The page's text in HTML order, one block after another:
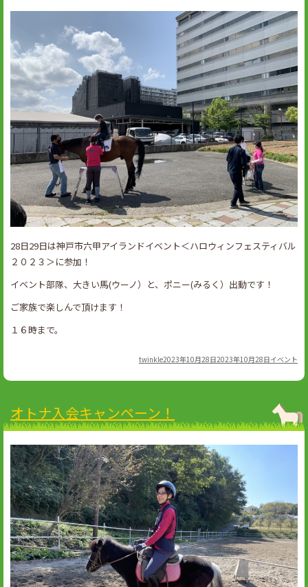
28日29日は神戸市六甲アイランドイベント＜ハロウィンフェスティバル
２０２３＞に参加！
イベント部隊、大きい馬(ウーノ）と、ポニー(みるく）出動です！
ご家族で楽しんで頂けます！
１６時まで。
Author
twinklePosted
2023年10月28日2023年10月28日Categories
イベント
オトナ入会キャンペーン！